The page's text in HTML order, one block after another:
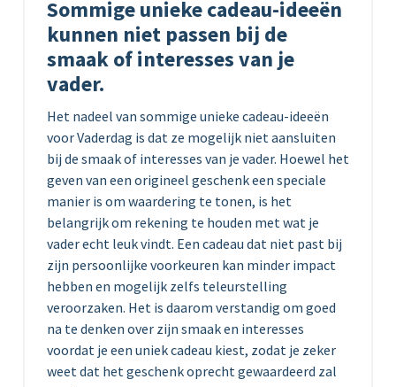
Sommige unieke cadeau-ideeën
kunnen niet passen bij de
smaak of interesses van je
vader.
Het nadeel van sommige unieke cadeau-ideeën
voor Vaderdag is dat ze mogelijk niet aansluiten
bij de smaak of interesses van je vader. Hoewel het
geven van een origineel geschenk een speciale
manier is om waardering te tonen, is het
belangrijk om rekening te houden met wat je
vader echt leuk vindt. Een cadeau dat niet past bij
zijn persoonlijke voorkeuren kan minder impact
hebben en mogelijk zelfs teleurstelling
veroorzaken. Het is daarom verstandig om goed
na te denken over zijn smaak en interesses
voordat je een uniek cadeau kiest, zodat je zeker
weet dat het geschenk oprecht gewaardeerd zal